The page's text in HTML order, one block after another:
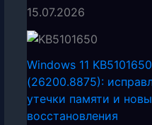
15.07.2026
Windows 11 KB5101650
(26200.8875):
утечки памяти и
восстановления